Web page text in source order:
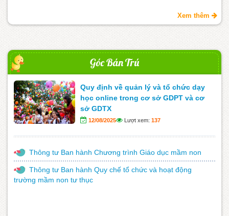
Xem thêm
Góc Bán Trú
Quy định về quản lý và tổ chức dạy
học online trong cơ sở GDPT và cơ
sở GDTX
12/08/2025 Lượt xem: 137
Thông tư Ban hành Chương trình Giáo dục mầm non
Thông tư Ban hành Quy chế tổ chức và hoạt động
trường mầm non tư thục